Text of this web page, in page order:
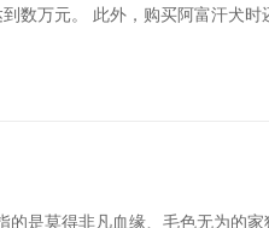
数万元。 此外，购买阿富汗犬时
是莫得非凡血缘、毛色无为